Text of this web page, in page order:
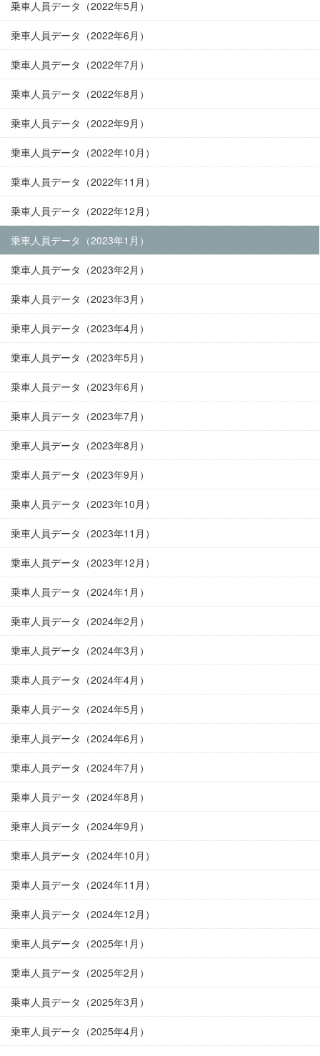
乗車人員データ（2022年5月）
乗車人員データ（2022年6月）
乗車人員データ（2022年7月）
乗車人員データ（2022年8月）
乗車人員データ（2022年9月）
乗車人員データ（2022年10月）
乗車人員データ（2022年11月）
乗車人員データ（2022年12月）
乗車人員データ（2023年1月）
乗車人員データ（2023年2月）
乗車人員データ（2023年3月）
乗車人員データ（2023年4月）
乗車人員データ（2023年5月）
乗車人員データ（2023年6月）
乗車人員データ（2023年7月）
乗車人員データ（2023年8月）
乗車人員データ（2023年9月）
乗車人員データ（2023年10月）
乗車人員データ（2023年11月）
乗車人員データ（2023年12月）
乗車人員データ（2024年1月）
乗車人員データ（2024年2月）
乗車人員データ（2024年3月）
乗車人員データ（2024年4月）
乗車人員データ（2024年5月）
乗車人員データ（2024年6月）
乗車人員データ（2024年7月）
乗車人員データ（2024年8月）
乗車人員データ（2024年9月）
乗車人員データ（2024年10月）
乗車人員データ（2024年11月）
乗車人員データ（2024年12月）
乗車人員データ（2025年1月）
乗車人員データ（2025年2月）
乗車人員データ（2025年3月）
乗車人員データ（2025年4月）